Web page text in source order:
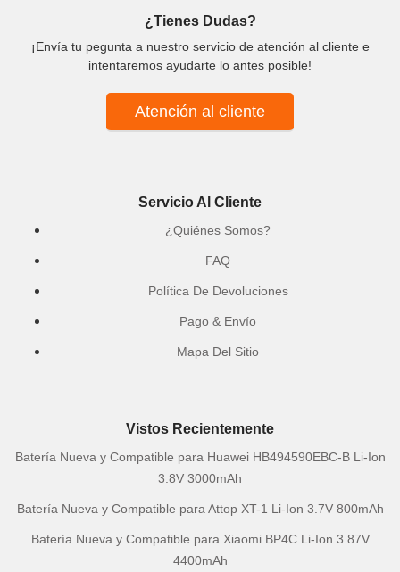
¿Tienes Dudas?
¡Envía tu pegunta a nuestro servicio de atención al cliente e
intentaremos ayudarte lo antes posible!
Atención al cliente
Servicio Al Cliente
¿Quiénes Somos?
FAQ
Política De Devoluciones
Pago & Envío
Mapa Del Sitio
Vistos Recientemente
Batería Nueva y Compatible para Huawei HB494590EBC-B Li-Ion
3.8V 3000mAh
Batería Nueva y Compatible para Attop XT-1 Li-Ion 3.7V 800mAh
Batería Nueva y Compatible para Xiaomi BP4C Li-Ion 3.87V
4400mAh